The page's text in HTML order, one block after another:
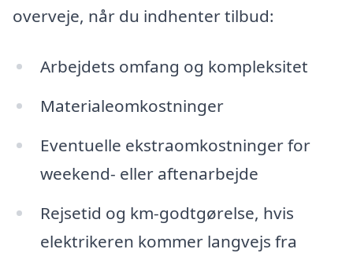
overveje, når du indhenter tilbud:
Arbejdets omfang og kompleksitet
Materialeomkostninger
Eventuelle ekstraomkostninger for
weekend- eller aftenarbejde
Rejsetid og km-godtgørelse, hvis
elektrikeren kommer langvejs fra